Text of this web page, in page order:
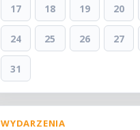
17 18 19 20
24 25 26 27
31
WYDARZENIA